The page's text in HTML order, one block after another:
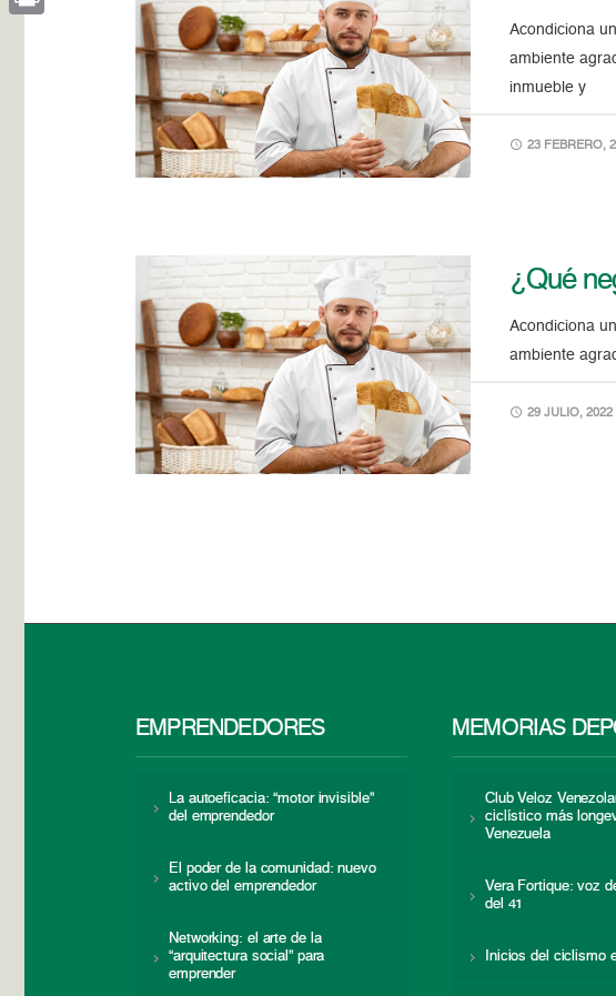
Acondiciona
ambiente
inmueble y
23 FEBRERO,
¿Qué
Acondiciona
ambiente
29 JULIO, 2022
EMPRENDEDORES
La autoeficacia: “motor invisible”
del emprendedor
El poder de la comunidad: nuevo
activo del emprendedor
Networking: el arte de la
“arquitectura social” para
emprender
MEMORIAS
Club Veloz
ciclístico más
Venezuela
Vera Fortique: voz
del 41
Inicios del ciclismo